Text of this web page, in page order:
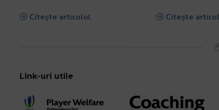
Citește articolul Citește
Link-uri utile